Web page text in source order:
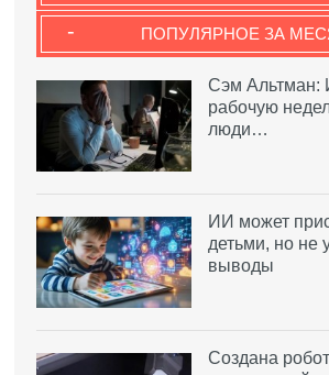
ПОПУЛЯРНОЕ ЗА
-
Сэм Альтман:
рабочую
люди…
ИИ может
детьми, но не
выводы
Создана